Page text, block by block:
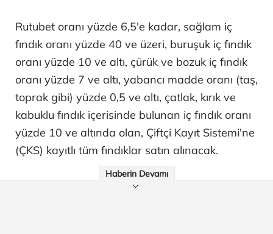
Rutubet oranı yüzde 6,5'e kadar, sağlam iç
fındık oranı yüzde 40 ve üzeri, buruşuk iç fındık
oranı yüzde 10 ve altı, çürük ve bozuk iç fındık
oranı yüzde 7 ve altı, yabancı madde oranı (taş,
toprak gibi) yüzde 0,5 ve altı, çatlak, kırık ve
kabuklu fındık içerisinde bulunan iç fındık oranı
yüzde 10 ve altında olan, Çiftçi Kayıt Sistemi'ne
(ÇKS) kayıtlı tüm fındıklar satın alınacak.
Haberin Devamı